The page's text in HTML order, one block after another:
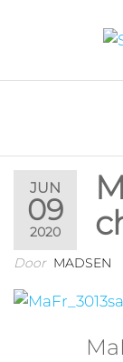
JUN
09
2020
Door MADSEN